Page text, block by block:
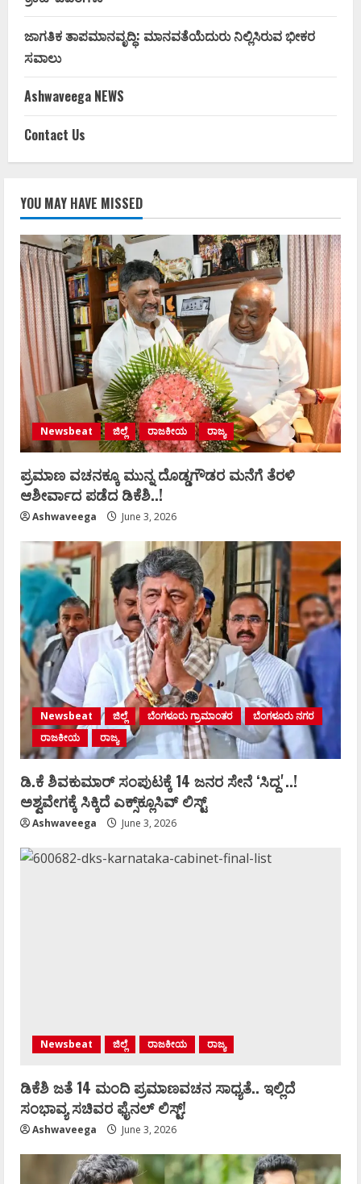
ಜಾಗತಿಕ ತಾಪಮಾನವೃದ್ಧಿ: ಮಾನವತೆಯೆದುರು ನಿಲ್ಲಿಸಿರುವ ಭೀಕರ
ಸವಾಲು
Ashwaveega NEWS
Contact Us
YOU MAY HAVE MISSED
Newsbeat ಜಿಲ್ಲೆ ರಾಜಕೀಯ ರಾಜ್ಯ
ಪ್ರಮಾಣ ವಚನಕ್ಕೂ ಮುನ್ನ ದೊಡ್ಡಗೌಡರ ಮನೆಗೆ ತೆರಳಿ
ಆಶೀರ್ವಾದ ಪಡೆದ ಡಿಕೆಶಿ..!
Ashwaveega June 3, 2026
Newsbeat ಜಿಲ್ಲೆ ಬೆಂಗಳೂರು ಗ್ರಾಮಾಂತರ
ಬೆಂಗಳೂರು ನಗರ
ರಾಜಕೀಯ
ರಾಜ್ಯ
ಡಿ.ಕೆ ಶಿವಕುಮಾರ್‌ ಸಂಪುಟಕ್ಕೆ 14 ಜನರ ಸೇನೆ ʻಸಿದ್ದʼ..!
ಅಶ್ವವೇಗಕ್ಕೆ ಸಿಕ್ಕಿದೆ ಎಕ್ಸ್‌ಕ್ಲೂಸಿವ್‌ ಲಿಸ್ಟ್‌
Ashwaveega June 3, 2026
Newsbeat ಜಿಲ್ಲೆ ರಾಜಕೀಯ ರಾಜ್ಯ
ಡಿಕೆಶಿ ಜತೆ 14 ಮಂದಿ ಪ್ರಮಾಣವಚನ ಸಾಧ್ಯತೆ.. ಇಲ್ಲಿದೆ
ಸಂಭಾವ್ಯ ಸಚಿವರ ಫೈನಲ್ ಲಿಸ್ಟ್‌!
Ashwaveega June 3, 2026